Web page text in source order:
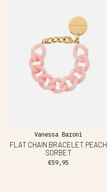
Vanessa Baroni
FLAT CHAIN BRACELET PEACH
SORBET
€59,95